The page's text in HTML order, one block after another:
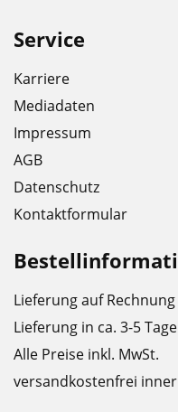
Service
Karriere
Mediadaten
Impressum
AGB
Datenschutz
Kontaktformular
Lieferung auf
Lieferung in ca. 3-5
Alle Preise inkl. MwSt.
versandkostenfrei